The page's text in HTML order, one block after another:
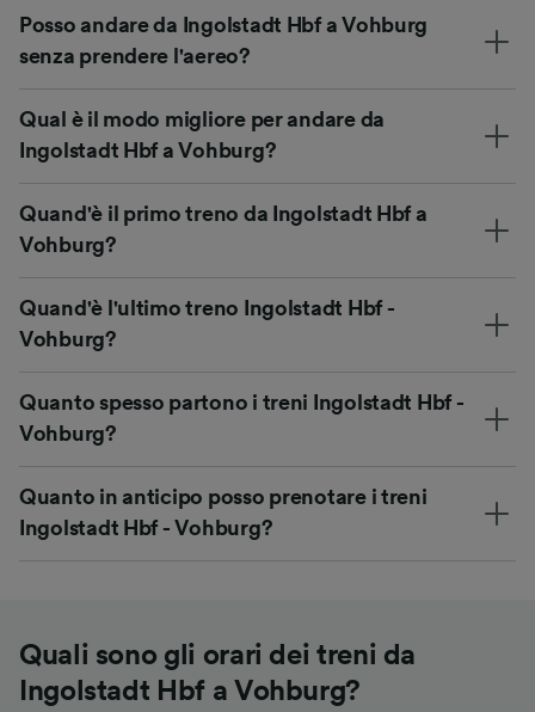
Posso andare da Ingolstadt Hbf a Vohburg
senza prendere l'aereo?
Qual è il modo migliore per andare da
Ingolstadt Hbf a Vohburg?
Quand'è il primo treno da Ingolstadt Hbf a
Vohburg?
Quand'è l'ultimo treno Ingolstadt Hbf -
Vohburg?
Quanto spesso partono i treni Ingolstadt Hbf -
Vohburg?
Quanto in anticipo posso prenotare i treni
Ingolstadt Hbf - Vohburg?
Quali sono gli orari dei treni da
Ingolstadt Hbf a Vohburg?